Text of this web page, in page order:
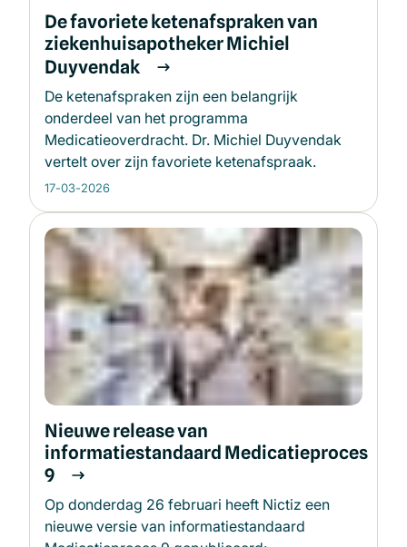
De favoriete ketenafspraken van
ziekenhuisapotheker Michiel
Duyvendak
De ketenafspraken zijn een belangrijk
onderdeel van het programma
Medicatieoverdracht. Dr. Michiel Duyvendak
vertelt over zijn favoriete ketenafspraak.
17-03-2026
Nieuwe release van
informatiestandaard Medicatieproces
9
Op donderdag 26 februari heeft Nictiz een
nieuwe versie van informatiestandaard